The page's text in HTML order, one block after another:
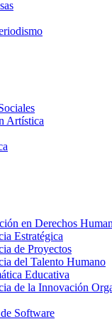
Artística
en Derechos
Estratégica
de Proyectos
del Talento Humano
Educativa
de la Innovación
Software